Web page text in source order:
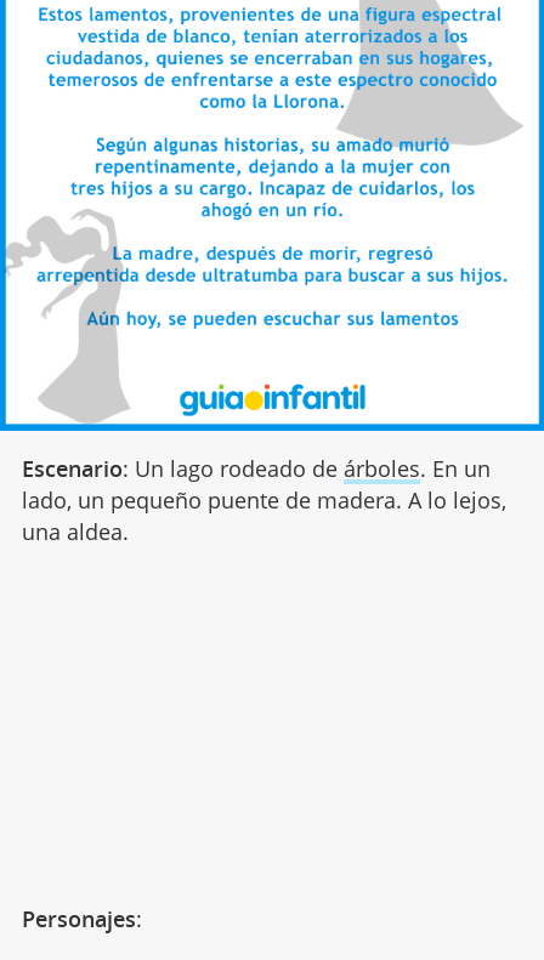
Escenario: Un lago rodeado de árboles. En un
lado, un pequeño puente de madera. A lo lejos,
una aldea.
Personajes: